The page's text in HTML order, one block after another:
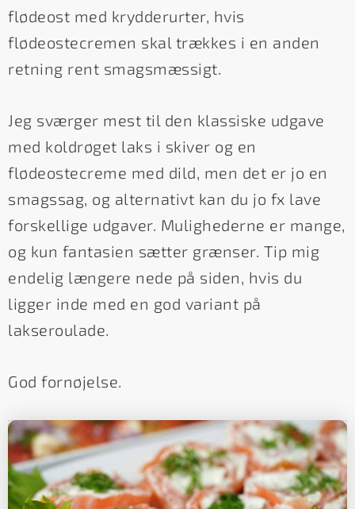
flødeost med krydderurter, hvis
flødeostecremen skal trækkes i en anden
retning rent smagsmæssigt.
Jeg sværger mest til den klassiske udgave
med koldrøget laks i skiver og en
flødeostecreme med dild, men det er jo en
smagssag, og alternativt kan du jo fx lave
forskellige udgaver. Mulighederne er mange,
og kun fantasien sætter grænser. Tip mig
endelig længere nede på siden, hvis du
ligger inde med en god variant på
lakseroulade.
God fornøjelse.